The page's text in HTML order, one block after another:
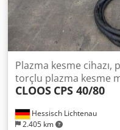
Hessisch Lichtenau
2.405 km
Plazma kesme cihazı,
torçlu plazma kesme
CLOOS CPS 40/80